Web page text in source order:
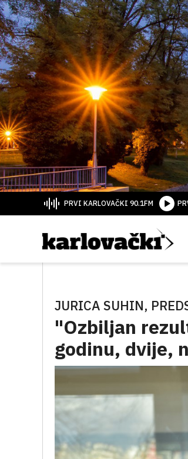
PRVI KARLOVAČKI 90.1FM
JURICA SUHIN,
"Ozbiljan
godinu, dvije,